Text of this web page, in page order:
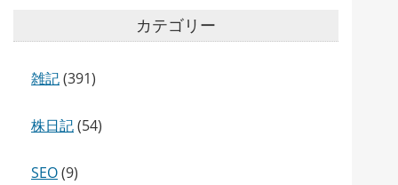
カテゴリー
雑記(391)
株日記(54)
SEO(9)